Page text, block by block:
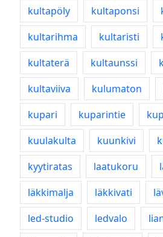
kultapöly
kultaponsi
kultarihma
kultaristi
kultaterä
kultaunssi
kultaviiva
kulumaton
kupari
kuparintie
kuulakulta
kuunkivi
kyytiratas
laatukoru
läkkimalja
läkkivati
led-studio
ledvalo